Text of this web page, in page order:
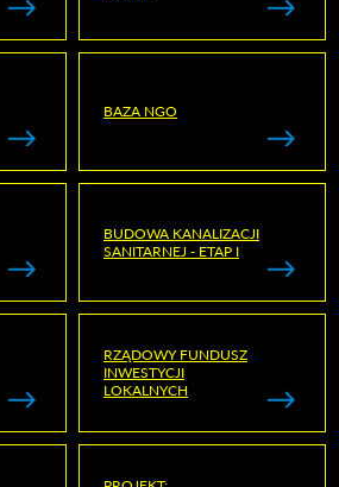
BAZA NGO
BUDOWA KANALIZACJI
SANITARNEJ - ETAP I
RZĄDOWY FUNDUSZ
INWESTYCJI
LOKALNYCH